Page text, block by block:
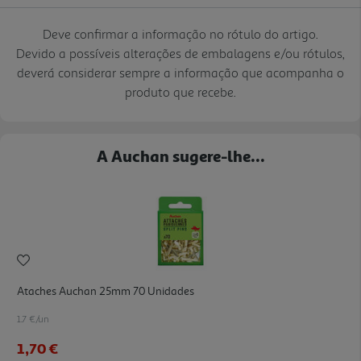
Deve confirmar a informação no rótulo do artigo.
Devido a possíveis alterações de embalagens e/ou rótulos,
deverá considerar sempre a informação que acompanha o
produto que recebe.
A Auchan sugere-lhe...
Ataches Auchan 25mm 70 Unidades
1.7 €/un
1,70 €